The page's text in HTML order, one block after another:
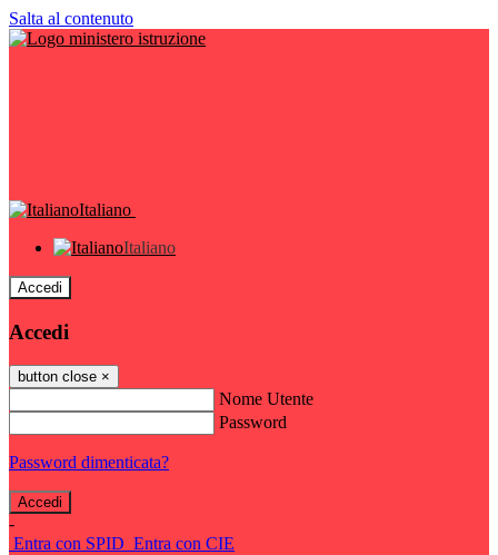
Salta al contenuto
Italiano
Italiano
Accedi
Accedi
button close ×
Nome Utente
Password
Password dimenticata?
-
Entra con SPID Entra con CIE